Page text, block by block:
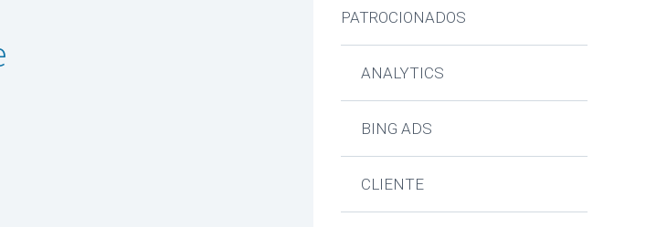
PATROCIONADOS
ANALYTICS
BING ADS
CLIENTE